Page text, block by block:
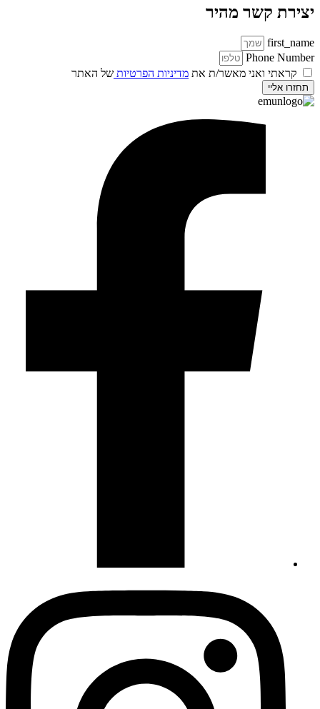
יצירת קשר מהיר
first_name
Phone Number
קראתי ואני מאשר/ת את מדיניות הפרטיות של האתר
תחזרו אליי